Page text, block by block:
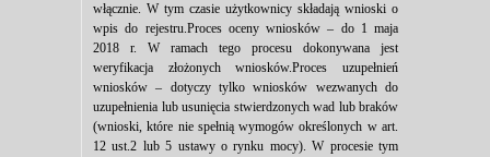
włącznie. W tym czasie użytkownicy składają wnioski o
wpis do rejestru.Proces oceny wniosków – do 1 maja
2018 r. W ramach tego procesu dokonywana jest
weryfikacja złożonych wniosków.Proces uzupełnień
wniosków – dotyczy tylko wniosków wezwanych do
uzupełnienia lub usunięcia stwierdzonych wad lub braków
(wnioski, które nie spełnią wymogów określonych w art.
12 ust.2 lub 5 ustawy o rynku mocy). W procesie tym